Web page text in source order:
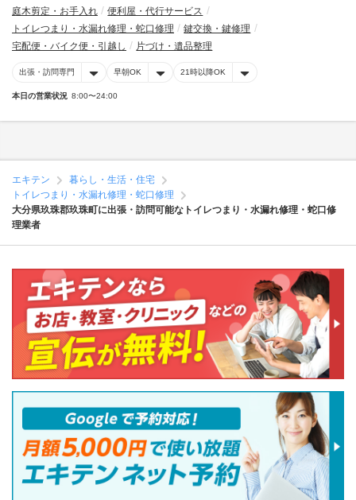
庭木剪定・お手入れ
便利屋・代行サービス
トイレつまり・水漏れ修理・蛇口修理
鍵交換・鍵修理
宅配便・バイク便・引越し
片づけ・遺品整理
出張・訪問専門 早朝OK 21時以降OK
本日の営業状況 8:00〜24:00
エキテン
暮らし・生活・住宅
トイレつまり・水漏れ修理・蛇口修理
大分県玖珠郡玖珠町に出張・訪問可能なトイレつまり・水漏れ修理・蛇口修
理業者